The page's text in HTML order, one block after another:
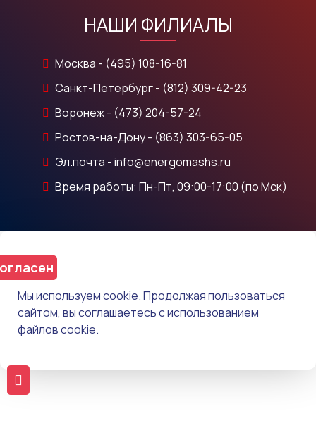
НАШИ ФИЛИАЛЫ
Москва - (495) 108-16-81
Санкт-Петербург - (812) 309-42-23
Воронеж - (473) 204-57-24
Ростов-на-Дону - (863) 303-65-05
Эл.почта - info@energomashs.ru
Время работы: Пн-Пт, 09:00-17:00 (по Мск)
Мы используем cookie. Продолжая пользоваться
сайтом, вы соглашаетесь с использованием
файлов cookie.